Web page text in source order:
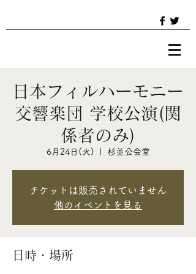
日本フィルハーモニー
交響楽団 学校公演(関
係者のみ)
6月24日(火) 杉並公会堂
チケットは販売されていません
他のイベントを見る
日時・場所